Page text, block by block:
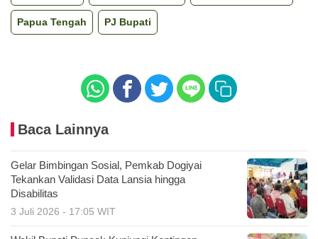
Papua Tengah PJ Bupati
Baca Lainnya
Gelar Bimbingan Sosial, Pemkab Dogiyai
Tekankan Validasi Data Lansia hingga
Disabilitas
3 Juli 2026 - 17:05 WIT